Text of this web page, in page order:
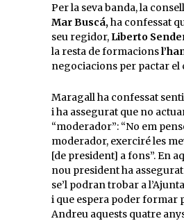
Per la seva banda, la
Mar Buscá,ha confessat
seu regidor, Liberto
la resta de formacions
negociacions per pactar el
Maragall ha confessat
i ha assegurat que no
“moderador”: “No em
moderador, exerciré les
[de president] a fons”. En
nou president ha
se’l podran trobar a
i que espera poder formar
Andreu aquests quatre